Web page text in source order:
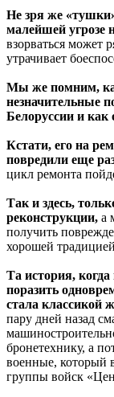
Не зря же
малейшей угрозе
взорваться может
утрачивает
Мы же помним,
незначительные
Белоруссии и
Кстати, его на
повредили еще
цикл ремонта
Так и здесь,
реконструкции, а
получить
хорошей
Та история, когда
поразить
стала классикой
пару дней назад
бронетехнику, а
военные, который
группы войск